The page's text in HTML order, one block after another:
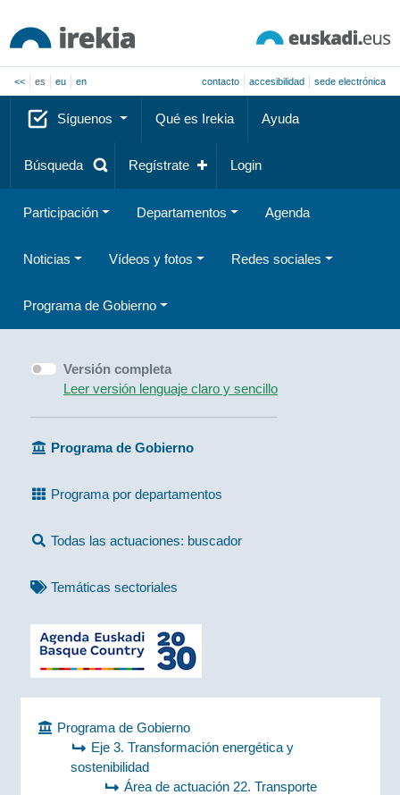
<< es eu en contacto accesibilidad sede electrónica
Síguenos Qué es Irekia Ayuda
Búsqueda Regístrate Login
Participación Departamentos Agenda
Noticias Vídeos y fotos Redes sociales
Programa de Gobierno
Versión completa
Leer versión lenguaje claro y sencillo
Programa de Gobierno
Programa por departamentos
Todas las actuaciones: buscador
Temáticas sectoriales
Programa de Gobierno
Eje 3. Transformación energética y
sostenibilidad
Área de actuación 22. Transporte